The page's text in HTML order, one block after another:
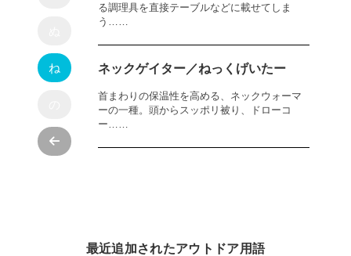
ね
る調理具を直接テーブルなどに載せてしま
う……
ネックゲイター／ねっくげいたー
首まわりの保温性を高める、ネックウォーマ
ーの一種。頭からスッポリ被り、ドローコ
ー……
最近追加されたアウトドア用語